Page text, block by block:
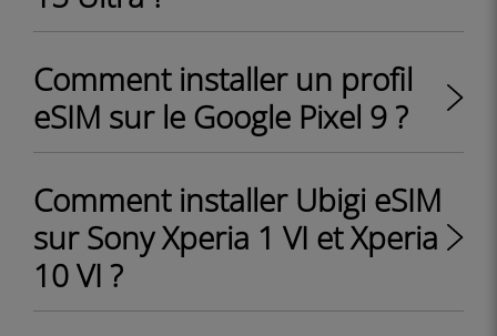
Comment installer un profil
eSIM sur le Google Pixel 9 ?
Comment installer Ubigi eSIM
sur Sony Xperia 1 VI et Xperia
10 VI ?